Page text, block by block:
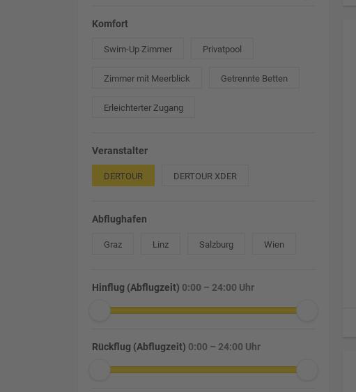
Komfort
Swim-Up Zimmer Privatpool
Zimmer mit Meerblick Getrennte Betten
Erleichterter Zugang
Veranstalter
DERTOUR DERTOUR XDER
Abflughafen
Graz Linz Salzburg Wien
Hinflug (Abflugzeit) 0:00 – 24:00 Uhr
Rückflug (Abflugzeit) 0:00 – 24:00 Uhr